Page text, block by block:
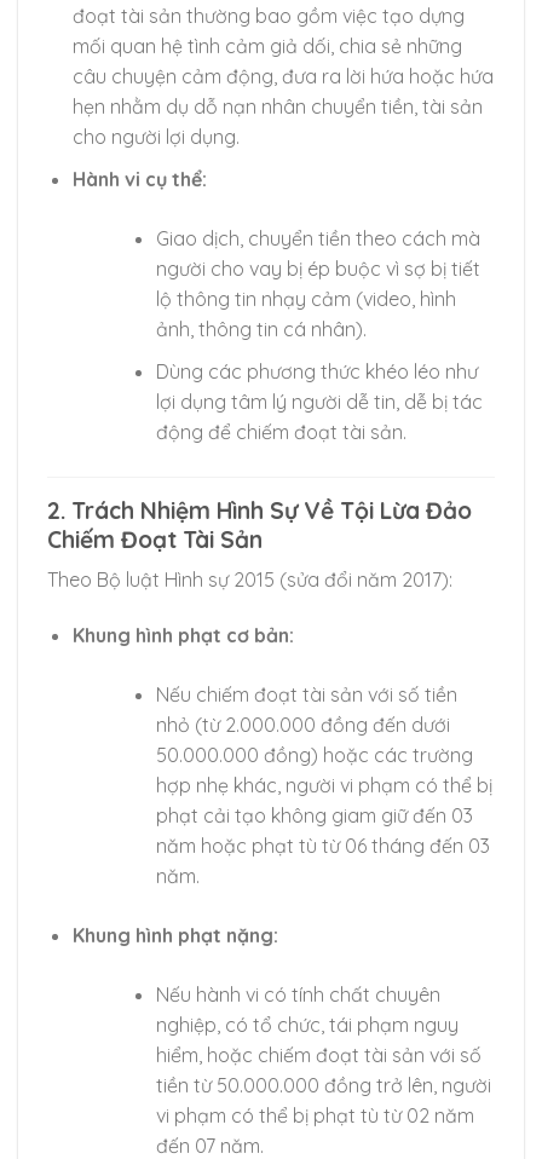
đoạt tài sản thường bao gồm việc tạo dựng
mối quan hệ tình cảm giả dối, chia sẻ những
câu chuyện cảm động, đưa ra lời hứa hoặc hứa
hẹn nhằm dụ dỗ nạn nhân chuyển tiền, tài sản
cho người lợi dụng.
Hành vi cụ thể:
Giao dịch, chuyển tiền theo cách mà
người cho vay bị ép buộc vì sợ bị tiết
lộ thông tin nhạy cảm (video, hình
ảnh, thông tin cá nhân).
Dùng các phương thức khéo léo như
lợi dụng tâm lý người dễ tin, dễ bị tác
động để chiếm đoạt tài sản.
2. Trách Nhiệm Hình Sự Về Tội Lừa Đảo
Chiếm Đoạt Tài Sản
Theo Bộ luật Hình sự 2015 (sửa đổi năm 2017):
Khung hình phạt cơ bản:
Nếu chiếm đoạt tài sản với số tiền
nhỏ (từ 2.000.000 đồng đến dưới
50.000.000 đồng) hoặc các trường
hợp nhẹ khác, người vi phạm có thể bị
phạt cải tạo không giam giữ đến 03
năm hoặc phạt tù từ 06 tháng đến 03
năm.
Khung hình phạt nặng:
Nếu hành vi có tính chất chuyên
nghiệp, có tổ chức, tái phạm nguy
hiểm, hoặc chiếm đoạt tài sản với số
tiền từ 50.000.000 đồng trở lên, người
vi phạm có thể bị phạt tù từ 02 năm
đến 07 năm.